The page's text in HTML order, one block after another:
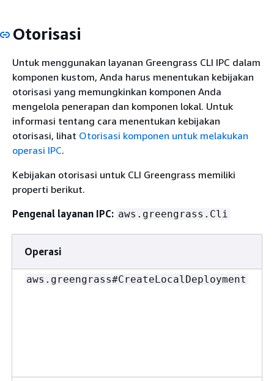
Otorisasi
Untuk menggunakan layanan Greengrass CLI IPC dalam
komponen kustom, Anda harus menentukan kebijakan
otorisasi yang memungkinkan komponen Anda
mengelola penerapan dan komponen lokal. Untuk
informasi tentang cara menentukan kebijakan
otorisasi, lihat Otorisasi komponen untuk melakukan
operasi IPC.
Kebijakan otorisasi untuk CLI Greengrass memiliki
properti berikut.
Pengenal layanan IPC: aws.greengrass.Cli
Operasi
aws.greengrass#CreateLocalDeployment